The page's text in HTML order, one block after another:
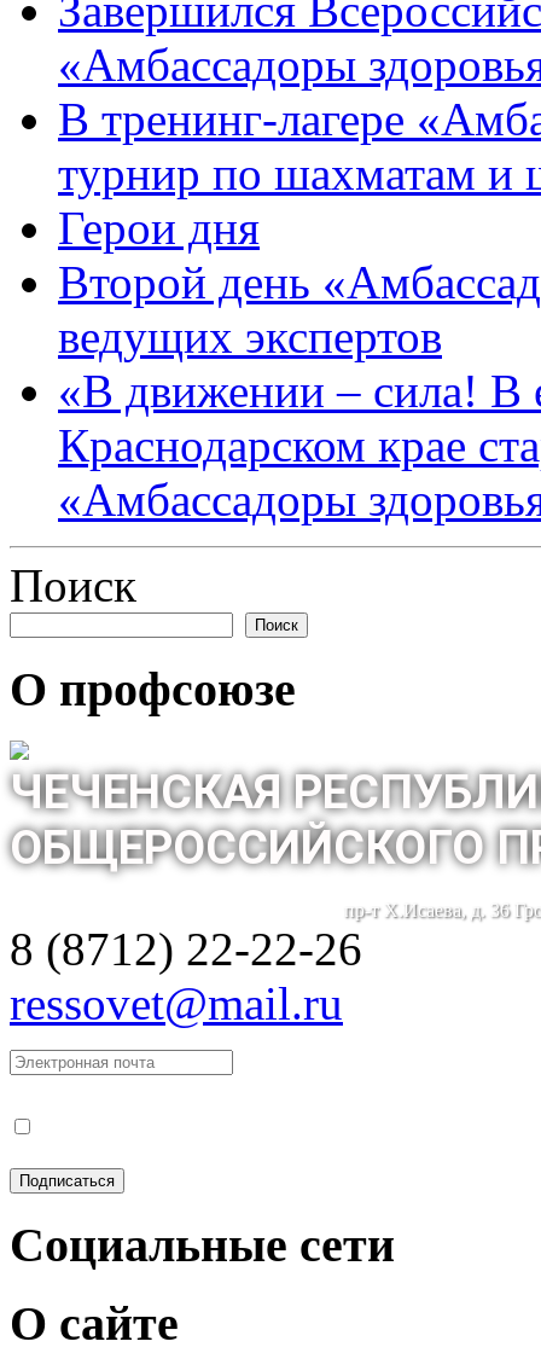
Завершился
«Амбассадоры
В тренинг-лагере
турнир по шахматам и
Герои дня
Второй день
ведущих экспертов
«В движении – сила! В
Краснодарском крае
«Амбассадоры
Поиск
Поиск
О профсоюзе
ЧЕЧЕНСКАЯ
ОБЩЕРОССИЙСКОГО
пр-т Х.Исаева, д. 36
8 (8712) 22-22-26
ressovet@mail.ru
Социальные сети
О сайте